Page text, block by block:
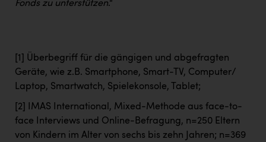
Fonds zu unterstützen.“
[1]
Überbegriff für die gängigen und abgefragten
Geräte, wie z.B. Smartphone, Smart-TV, Computer/
Laptop, Smartwatch, Spielekonsole, Tablet;
[2]
IMAS International, Mixed-Methode aus face-to-
face Interviews und Online-Befragung, n=250 Eltern
von Kindern im Alter von sechs bis zehn Jahren; n=369